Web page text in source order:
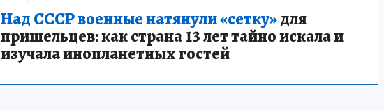
Над СССР военные натянули «сетку»для
пришельцев: как страна 13 лет тайно искала и
изучала инопланетных гостей